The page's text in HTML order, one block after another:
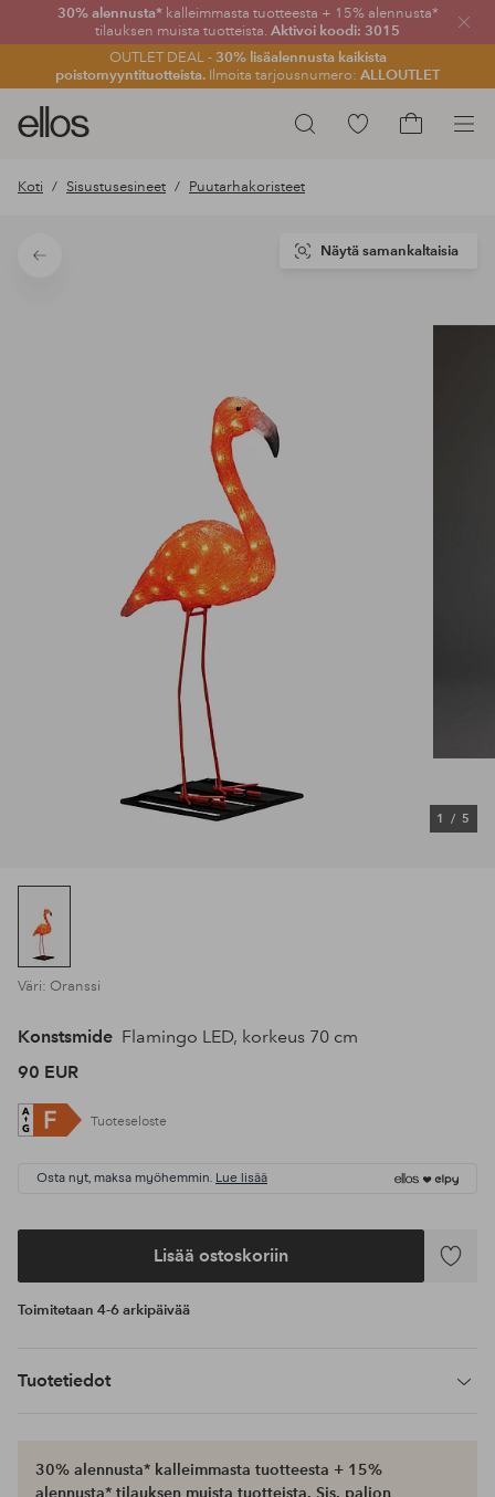
30% alennusta*kalleimmasta tuotteesta + 15% alennusta*
tilauksen muista tuotteista. Aktivoi koodi: 3015
OUTLET DEAL -30% lisäalennusta kaikista
poistomyyntituotteista. Ilmoita tarjousnumero: ALLOUTLET
Sulje
Hae
Ellos-
logo
siirry
Siirry
Koti Sisustusesineet Puutarhakoristeet
Takaisin
1 / 5
Näytä samankaltaisia
Väri: Oranssi
Konstsmide Flamingo LED, korkeus 70 cm
90 EUR
Tuoteseloste
Osta nyt, maksa myöhemmin. Lue lisää
Lisää ostoskoriin
Lisää
Toimitetaan 4-6 arkipäivää
Tuotetiedot
30% alennusta* kalleimmasta tuotteesta + 15%